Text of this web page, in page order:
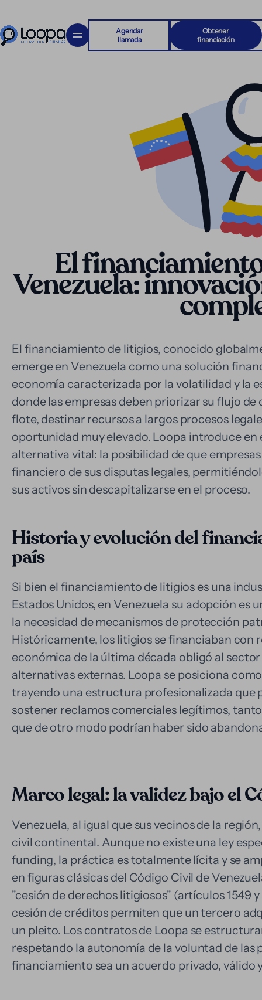
Agendar
llamada
Obtener
financiación
El
Venezuela:
El financiamiento de litigios, conocido
emerge en Venezuela como una solución
economía caracterizada por la volatilidad y la
donde las empresas deben priorizar su flujo
flote, destinar recursos a largos procesos
oportunidad muy elevado. Loopa introduce en
alternativa vital: la posibilidad de que
financiero de sus disputas legales,
sus activos sin descapitalizarse en el proceso.
Historia y evolución del
país
Si bien el financiamiento de litigios es una
Estados Unidos, en Venezuela su adopción es
la necesidad de mecanismos de protección
Históricamente, los litigios se financiaban con
económica de la última década obligó al
alternativas externas. Loopa se posiciona
trayendo una estructura profesionalizada que
sostener reclamos comerciales legítimos,
que de otro modo podrían haber sido
Marco legal: la validez bajo el
Venezuela, al igual que sus vecinos de la
civil continental. Aunque no existe una ley
funding, la práctica es totalmente lícita y se
en figuras clásicas del Código Civil de
"cesión de derechos litigiosos" (artículos 1549
cesión de créditos permiten que un tercero
un pleito. Los contratos de Loopa se
respetando la autonomía de la voluntad de las
financiamiento sea un acuerdo privado, válido